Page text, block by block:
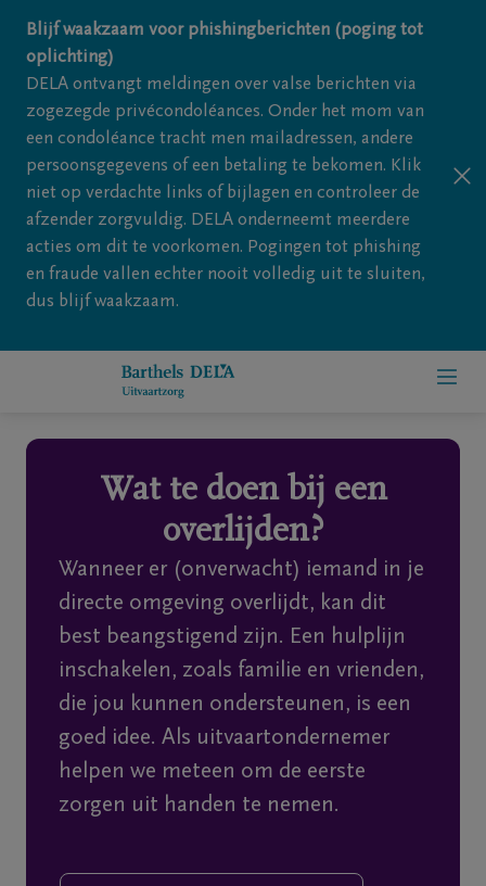
Overslaan en naar inhoud gaan
Blijf waakzaam voor phishingberichten (poging tot
oplichting)
DELA ontvangt meldingen over valse berichten via
zogezegde privécondoléances. Onder het mom van
een condoléance tracht men mailadressen, andere
persoonsgegevens of een betaling te bekomen. Klik
niet op verdachte links of bijlagen en controleer de
afzender zorgvuldig. DELA onderneemt meerdere
acties om dit te voorkomen. Pogingen tot phishing
en fraude vallen echter nooit volledig uit te sluiten,
dus blijf waakzaam.
Wie
zijn
Contact
Uitvaart
regelen
Wat te doen bij een
overlijden?
Wanneer er (onverwacht) iemand in je
directe omgeving overlijdt, kan dit
best beangstigend zijn. Een hulplijn
inschakelen, zoals familie en vrienden,
die jou kunnen ondersteunen, is een
goed idee. Als uitvaartondernemer
helpen we meteen om de eerste
zorgen uit handen te nemen.